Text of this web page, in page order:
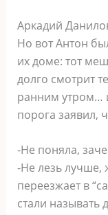
Аркадий
Но вот Антон
их доме: тот
долго смотрит
ранним утром…
порога заявил,
-Не поняла,
-Не лезь лучше,
переезжает в
стали называть